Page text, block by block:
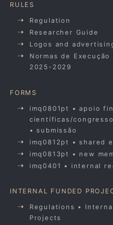
RULES
Regulation
Researcher Guide
Logos and
Normas de
2025-2029
FORMS
imq0801pt • apoio
científicas/
• submissão
imq0812pt • shared
imq0813pt • new
imq0401 • internal
INTERNAL FUNDED
Regulations •
Projects